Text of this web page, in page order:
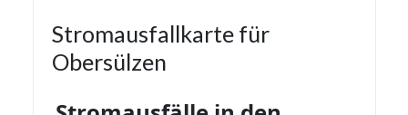
Stromausfallkarte für
Obersülzen